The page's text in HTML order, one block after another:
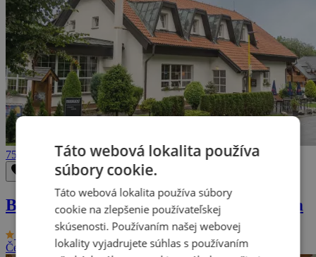
75 €
Odstrániť z obľúbených Uložiť do obľúbených
Beskydy so sektom aj kávou so zákuskom
Česká republika - Severná Morava2 osoby, 2 dni (až 8 dní)
Táto webová lokalita používa
súbory cookie.
Táto webová lokalita používa súbory
cookie na zlepšenie používateľskej
skúsenosti. Používaním našej webovej
lokality vyjadrujete súhlas s používaním